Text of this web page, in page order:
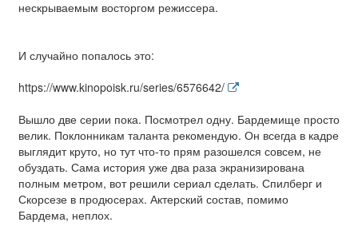
нескрываемым восторгом режиссера.
И случайно попалось это:
https://www.kinopoisk.ru/series/6576642/
Вышло две серии пока. Посмотрел одну. Бардемище просто
велик. Поклонникам таланта рекомендую. Он всегда в кадре
выглядит круто, но тут что-то прям разошелся совсем, не
обуздать. Сама история уже два раза экранизирована
полным метром, вот решили сериал сделать. Спилберг и
Скорсезе в продюсерах. Актерский состав, помимо
Бардема, неплох.